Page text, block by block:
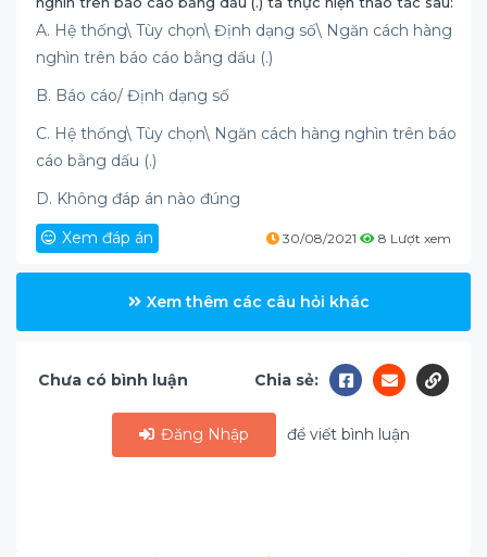
A. Hệ thống\ Tùy chọn\ Định dạng số\ Ngăn cách hàng
nghìn trên báo cáo bằng dấu (.)
B. Báo cáo/ Định dạng số
C. Hệ thống\ Tùy chọn\ Ngăn cách hàng nghìn trên báo
cáo bằng dấu (.)
D. Không đáp án nào đúng
Xem đáp án
30/08/2021 8 Lượt xem
Xem thêm các câu hỏi khác
Chưa có bình luận Chia sẻ:
Đăng Nhập để viết bình luận